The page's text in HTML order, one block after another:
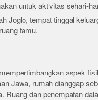
untuk aktivitas sehari-
Joglo, tempat tinggal
tamu.
aspek
Jawa, rumah dianggap
Ruang dan penempatan